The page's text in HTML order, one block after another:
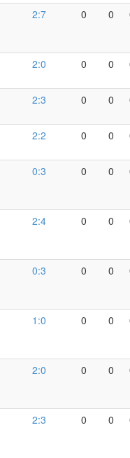
2:7 0 0
2:0 0 0
2:3 0 0
2:2 0 0
0:3 0 0
2:4 0 0
0:3 0 0
1:0 0 0
2:0 0 0
2:3 0 0